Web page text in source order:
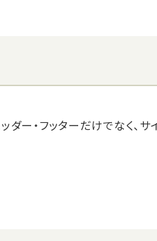
ダー・フッターだけでなく、